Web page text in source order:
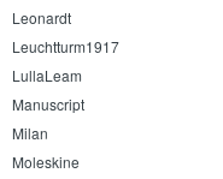
Leonardt
Leuchtturm1917
LullaLeam
Manuscript
Milan
Moleskine